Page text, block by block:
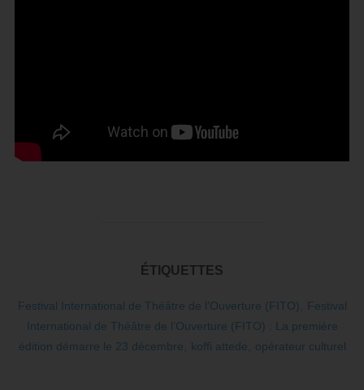
ÉTIQUETTES
Festival International de Théâtre de l’Ouverture (FITO)
Festival
International de Théâtre de l’Ouverture (FITO) : La première
édition démarre le 23 décembre
koffi attede opérateur culturel